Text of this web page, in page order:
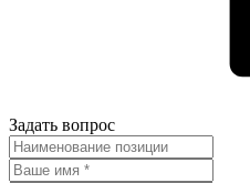
Задать вопрос